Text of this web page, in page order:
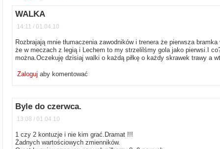
WALKA
14:11 / 01.04.10
Rozbrajają mnie tłumaczenia zawodników i trenera że pierwsza
że w meczach z legią i Lechem to my strzelilśmy gola jako pierwsi.I
można.Oczekuję dzisiaj walki o każdą piłkę o każdy skrawek trawy a
Zalogujaby komentować
Byle do czerwca.
13:08 / 01.04.10
1 czy 2 kontuzje i nie kim grać.Dramat !!!
Żadnych wartościowych zmienników.